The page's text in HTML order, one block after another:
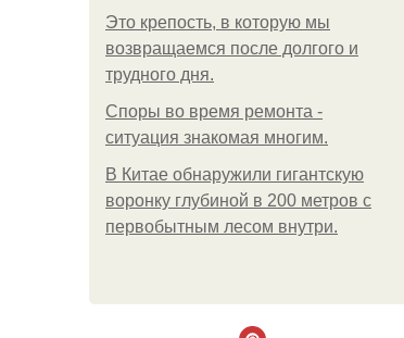
Это крепость, в которую мы
возвращаемся после долгого и
трудного дня.
Споры во время ремонта -
ситуация знакомая многим.
В Китaе обнаружили гигaнтскую
воронку глубиной в 200 метров с
первобытным лесом внутри.